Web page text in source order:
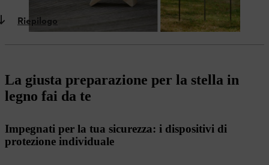
Riepilogo
La giusta preparazione per la stella in
legno fai da te
Impegnati per la tua sicurezza: i dispositivi di
protezione individuale